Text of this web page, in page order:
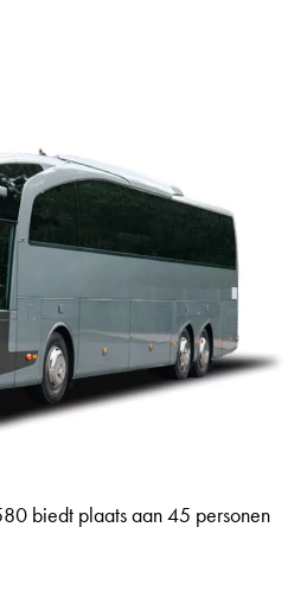
biedt plaats aan 45 personen